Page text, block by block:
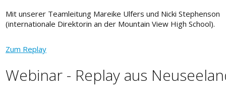
Mit unserer Teamleitung Mareike Ulfers und Nicki Stephenson
(internationale Direktorin an der Mountain View High School).
Zum Replay
Webinar - Replay aus